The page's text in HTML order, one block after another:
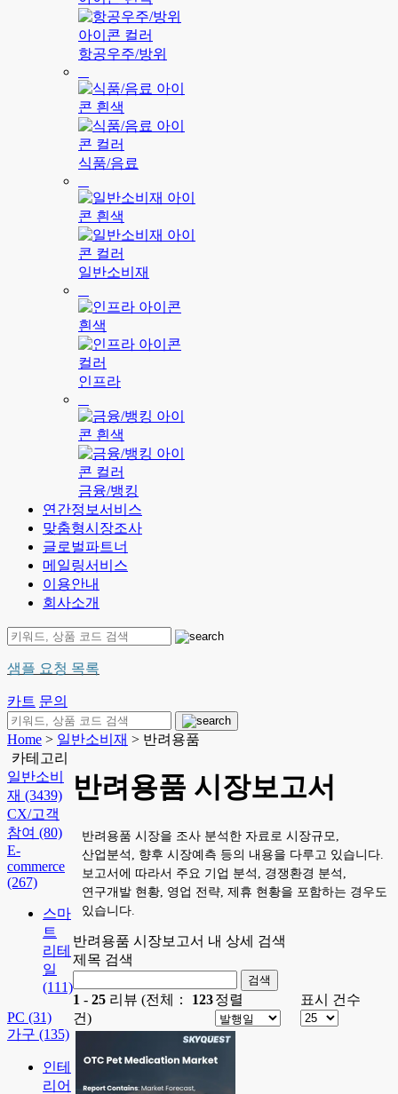
항공우주/방위
식품/음료
일반소비재
인프라
금융/뱅킹
연간정보서비스
맞춤형시장조사
글로벌파트너
메일링서비스
이용안내
회사소개
샘플 요청 목록
카트 문의
Home > 일반소비재 > 반려용품
카테고리
일반소비
재 (3439)
CX/고객
참여 (80)
E-
commerce
(267)
스마
트
리테
일
(111)
PC (31)
가구 (135)
인테
리어
반려용품 시장보고서
반려용품 시장을 조사 분석한 자료로 시장규모,
산업분석, 향후 시장예측 등의 내용을 다루고 있습니다.
보고서에 따라서 주요 기업 분석, 경쟁환경 분석,
연구개발 현황, 영업 전략, 제휴 현황을 포함하는 경우도
있습니다.
반려용품 시장보고서 내 상세 검색
제목 검색
1 - 25 리뷰 (전체： 123
건)
정렬 표시 건수